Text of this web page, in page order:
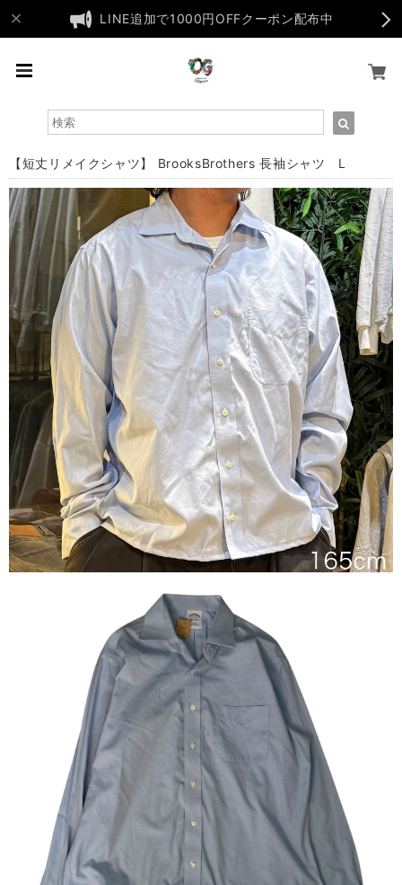
LINE追加で1000円OFFクーポン配布中
【短丈リメイクシャツ】 BrooksBrothers 長袖シャツ L